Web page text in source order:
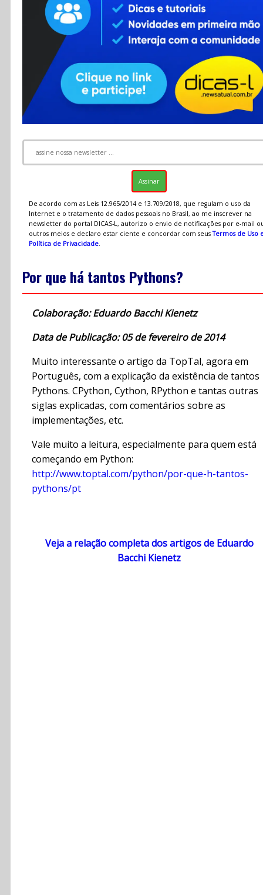
Contato
RSS
De acordo com as Leis 12.965/2014 e 13.709/2018, que regulam o uso da
Internet e o tratamento de dados pessoais no Brasil, ao me inscrever na
newsletter do portal DICAS-L, autorizo o envio de notificações por e-mail
outros meios e declaro estar ciente e concordar com seusTermos de Uso
Política de Privacidade.
Por que há tantos Pythons?
Colaboração: Eduardo Bacchi Kienetz
Data de Publicação: 05 de fevereiro de 2014
Muito interessante o artigo da TopTal, agora em
Português, com a explicação da existência de tantos
Pythons. CPython, Cython, RPython e tantas outras
siglas explicadas, com comentários sobre as
implementações, etc.
Vale muito a leitura, especialmente para quem está
começando em Python:
http://www.toptal.com/python/por-que-h-tantos-
pythons/pt
Veja a relação completa dos artigos de Eduardo
Bacchi Kienetz